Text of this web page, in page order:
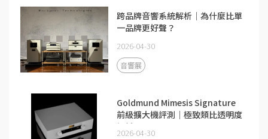
跨品牌音響系統解析｜為什麼比單
一品牌更好聲？
2026-04-30
音響展
Goldmund Mimesis Signature
前級擴大機評測｜極致類比透明度
解析
2026-04-30